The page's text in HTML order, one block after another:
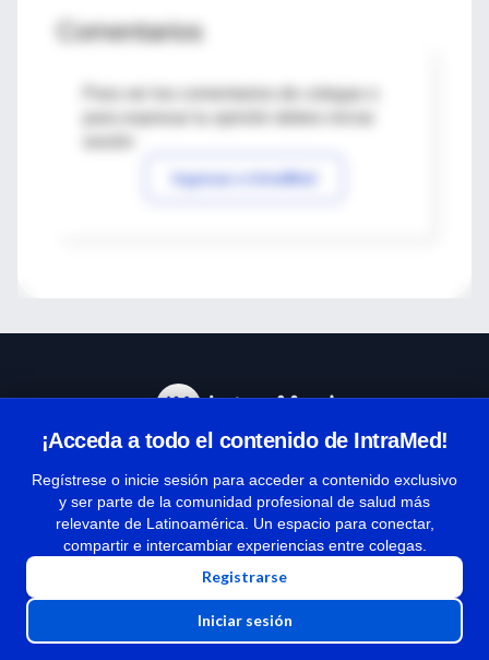
Comentarios
Para ver los comentarios de colegas o
Ingresar a IntraMed
¡Acceda a todo el contenido de IntraMed!
Regístrese o inicie sesión para acceder a contenido exclusivo
y ser parte de la comunidad profesional de salud más
relevante de Latinoamérica. Un espacio para conectar,
compartir e intercambiar experiencias entre colegas.
Registrarse
Iniciar sesión
Términos y condiciones
| Políticas de privacidad
| Todos los derechos reservados | Copyright 1997-2026